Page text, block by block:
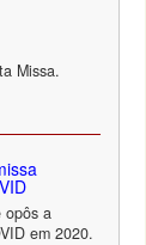
Missa.
opôs a
em 2020.